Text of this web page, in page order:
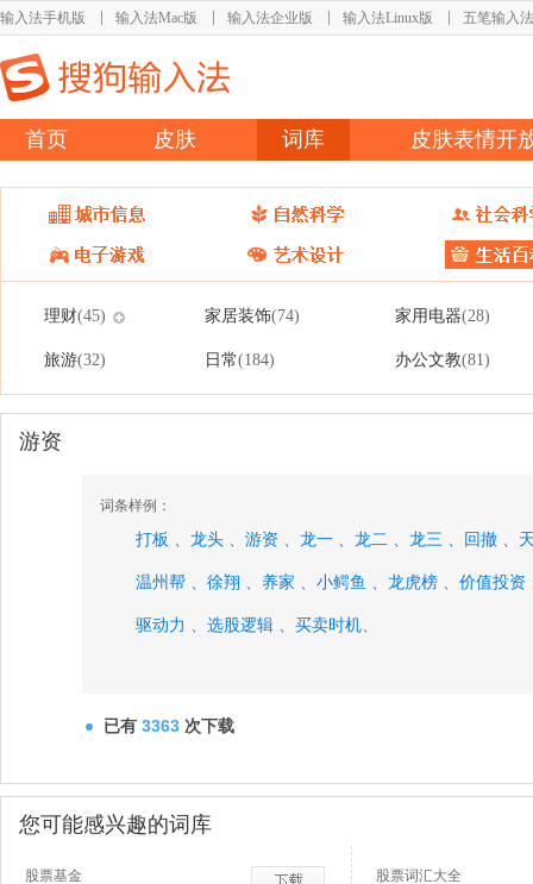
输入法手机版 输入法Mac版 输入法企业版 输入法Linux版 五笔输入法
首页 皮肤 词库 皮肤表情开
理财(45) 家居装饰(74) 家用电器(28)
旅游(32) 日常(184) 办公文教(81)
游资
词条样例：
打板 、 龙头 、 游资 、 龙一 、 龙二 、 龙三 、 回撤 、
温州帮 、 徐翔 、 养家 、 小鳄鱼 、 龙虎榜 、 价值投资
驱动力 、 选股逻辑 、 买卖时机、
已有 3363 次下载
您可能感兴趣的词库
股票基金 股票词汇大全